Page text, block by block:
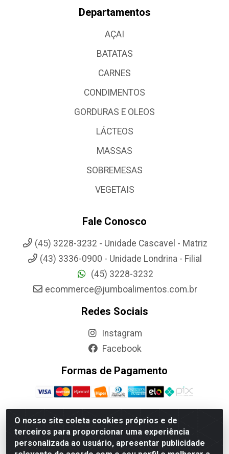
O nosso site coleta cookies próprios e de
terceiros para proporcionar uma experiência
personalizada ao usuário, apresentar publicidade
Departamentos
AÇAI
BATATAS
CARNES
CONDIMENTOS
GORDURAS E OLEOS
LÁCTEOS
MASSAS
SOBREMESAS
VEGETAIS
Fale Conosco
(45) 3228-3232 - Unidade Cascavel - Matriz
(43) 3336-0900 - Unidade Londrina - Filial
(45) 3228-3232
ecommerce@jumboalimentos.com.br
Redes Sociais
Instagram
Facebook
Formas de Pagamento
Jumbo Alimentos Cascavel - Matriz - Rua Itatiba Do Sul, 161 -
Santos Dumont, Cascavel-PR - CEP 85804-700- CNPJ